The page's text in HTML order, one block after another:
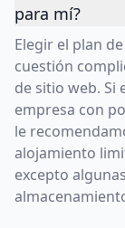
para mí?
Elegir el plan
cuestión
de sitio web. Si
empresa con
le
alojamiento
excepto